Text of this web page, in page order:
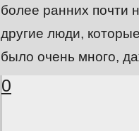
более ранних почти
другие люди,
было очень много,
0